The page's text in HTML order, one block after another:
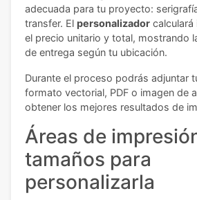
adecuada para tu proyecto:
transfer. El personalizador calculará
el precio unitario y total, mostrando
de entrega según tu ubicación.
Durante el proceso podrás adjuntar
formato vectorial, PDF o imagen de
obtener los mejores resultados de
Áreas de
tamaños para
personalizarla